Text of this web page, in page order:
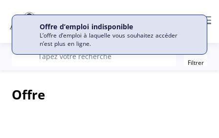
Offre d’emploi indisponible
L’offre d’emploi à laquelle vous souhaitez accéder
n’est plus en ligne.
recherche
Tapez votre recherche Filter
Filtrer
Offre